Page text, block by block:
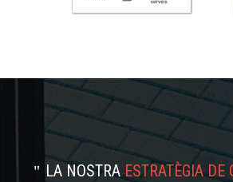
LA NOSTRAESTRATÈGIA DE